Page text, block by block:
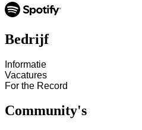
Bedrijf
Informatie
Vacatures
For the Record
Community's